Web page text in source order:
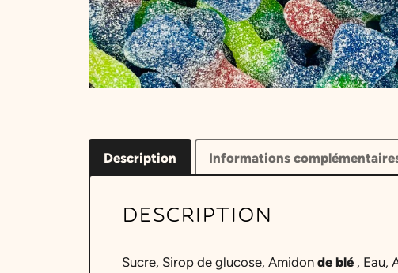
Description
Informations
DESCRIPTION
Sucre, Sirop de glucose, Amidon de blé , Eau,